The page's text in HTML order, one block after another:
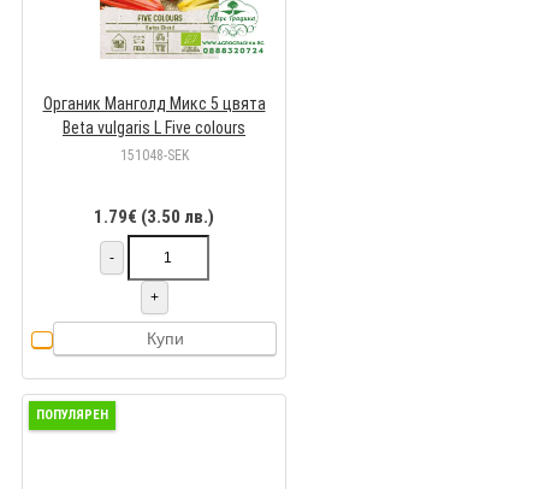
Органик Манголд Микс 5 цвята
Beta vulgaris L Five colours
151048-SEK
1.79€ (3.50 лв.)
-
+
Купи
ПОПУЛЯРЕН